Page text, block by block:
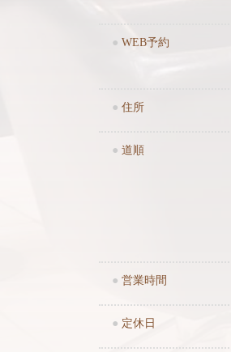
● WEB予約
● 住所
● 道順
● 営業時間
● 定休日